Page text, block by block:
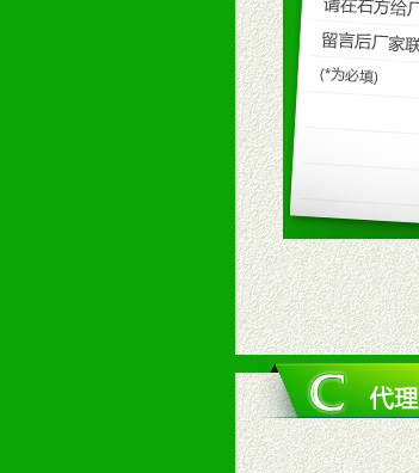
九、加盟优势
1、广告企划支持：
场武器。
2、市场保护支持：
3、对代理商、经销
4、营销技术支持：
5、返利奖励支持：
6、售后服务支持：
7、退换货支持：诚
十、代理条件
1、拥有婴幼儿产品
2、认同公司产品及
3、严格按照统一最
4、具有一定的资金
5、为维护区域经销